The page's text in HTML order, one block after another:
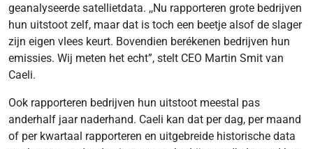
geanalyseerde satellietdata. ,,Nu rapporteren grote bedrijven
hun uitstoot zelf, maar dat is toch een beetje alsof de slager
zijn eigen vlees keurt. Bovendien berékenen bedrijven hun
emissies. Wij meten het echt”, stelt CEO Martin Smit van
Caeli.
Ook rapporteren bedrijven hun uitstoot meestal pas
anderhalf jaar naderhand. Caeli kan dat per dag, per maand
of per kwartaal rapporteren en uitgebreide historische data